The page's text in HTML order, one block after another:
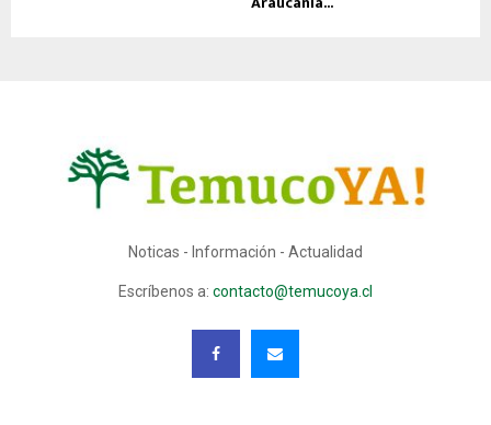
Noticas - Información - Actualidad
Escríbenos a: contacto@temucoya.cl